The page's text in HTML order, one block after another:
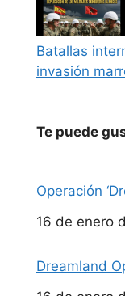
Batallas
invasión
Te puede
Operación
Fecha
16 de enero
Dreamland